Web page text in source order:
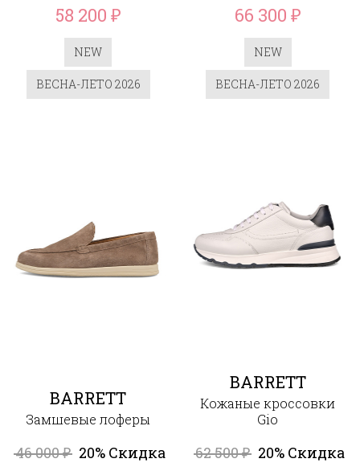
58 200 ₽
NEW
ВЕСНА-ЛЕТО 2026
66 300 ₽
NEW
ВЕСНА-ЛЕТО 2026
BARRETT
Замшевые лоферы
46 000₽ 20% Скидка
BARRETT
Кожаные кроссовки
Gio
62 500₽ 20% Скидка